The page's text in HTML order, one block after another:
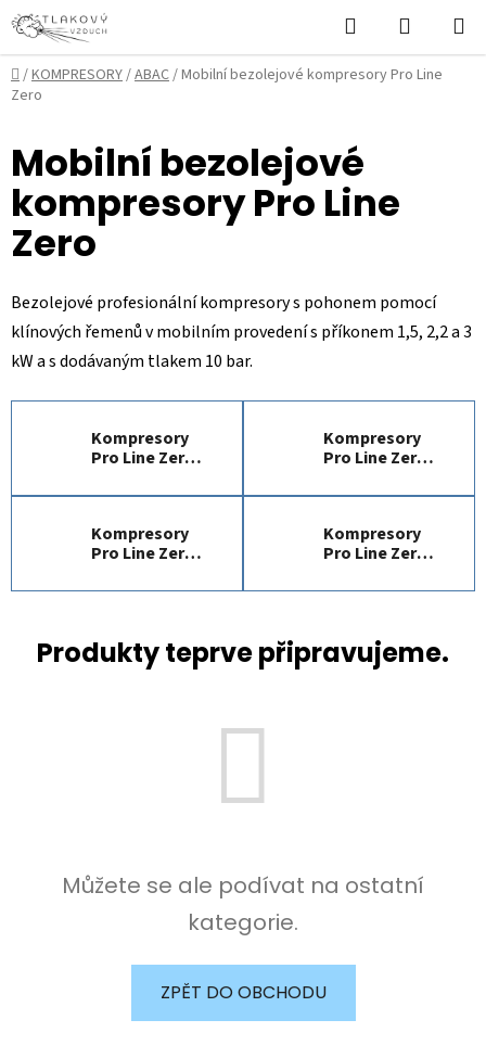
Přejít
na
obsah
Hledat
KOŠÍK
Domů
/KOMPRESORY/ABAC/Mobilní bezolejové kompresory Pro Line
Zero
Mobilní bezolejové
kompresory Pro Line
Zero
Bezolejové profesionální kompresory s pohonem pomocí
klínových řemenů v mobilním provedení s příkonem 1,5, 2,2 a 3
kW a s dodávaným tlakem 10 bar.
Kompresory
Pro Line Zero
Kompresory
Pro Line Zero
Kompresory
Pro Line Zero
Kompresory
Pro Line Zero
Produkty teprve připravujeme.
Můžete se ale podívat na ostatní
kategorie.
ZPĚT DO OBCHODU